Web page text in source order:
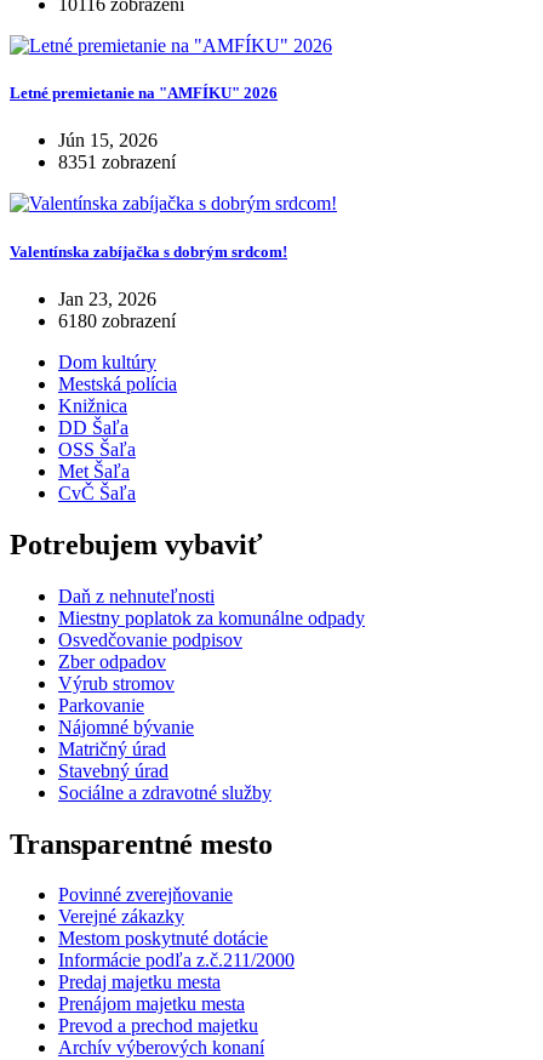
10116 zobrazení
Letné premietanie na "AMFÍKU" 2026
Jún 15, 2026
8351 zobrazení
Valentínska zabíjačka s dobrým srdcom!
Jan 23, 2026
6180 zobrazení
Dom kultúry
Mestská polícia
Knižnica
DD Šaľa
OSS Šaľa
Met Šaľa
CvČ Šaľa
Potrebujem vybaviť
Daň z nehnuteľnosti
Miestny poplatok za komunálne odpady
Osvedčovanie podpisov
Zber odpadov
Výrub stromov
Parkovanie
Nájomné bývanie
Matričný úrad
Stavebný úrad
Sociálne a zdravotné služby
Transparentné mesto
Povinné zverejňovanie
Verejné zákazky
Mestom poskytnuté dotácie
Informácie podľa z.č.211/2000
Predaj majetku mesta
Prenájom majetku mesta
Prevod a prechod majetku
Archív výberových konaní